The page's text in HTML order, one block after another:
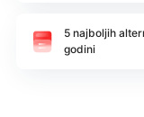
5 najboljih
godini